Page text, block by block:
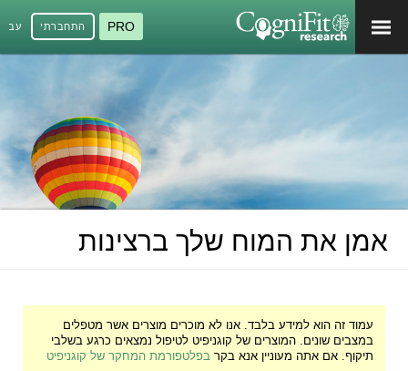
PRO התחברתי
אמן את המוח שלך ברצינות
עמוד זה הוא למידע בלבד. אנו לא מוכרים מוצרים אשר מטפלים
במצבים שונים. המוצרים של קוגניפיט לטיפול נמצאים כרגע בשלבי
תיקוף. אם אתה מעוניין אנא בקרבפלטפורמת המחקר של קוגניפיט